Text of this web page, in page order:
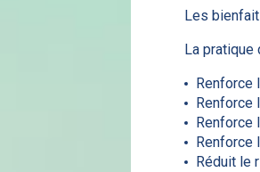
Les
La pratique
Renforce
Renforce
Renforce
Renforce
Réduit le